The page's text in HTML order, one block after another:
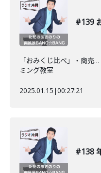
#139
「おみくじ比べ」・商売
ミング教室
2025.01.15 |00:27:21
#138